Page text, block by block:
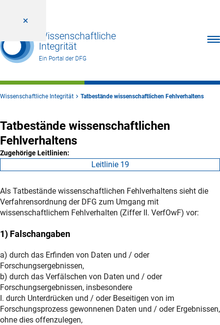
Wissenschaftliche
Integrität
Ein Portal der DFG
Wissenschaftliche Integrität Tatbestände wissenschaftlichen Fehlverhaltens
Tatbestände wissenschaftlichen
Fehlverhaltens
Zugehörige Leitlinien:
Leitlinie 19
Als Tatbestände wissenschaftlichen Fehlverhaltens sieht die
Verfahrensordnung der DFG zum Umgang mit
wissenschaftlichem Fehlverhalten (Ziffer II. VerfOwF) vor:
1) Falschangaben
a) durch das Erfinden von Daten und / oder
Forschungsergebnissen,
b) durch das Verfälschen von Daten und / oder
Forschungsergebnissen, insbesondere
I. durch Unterdrücken und / oder Beseitigen von im
Forschungsprozess gewonnenen Daten und / oder Ergebnissen,
ohne dies offenzulegen,